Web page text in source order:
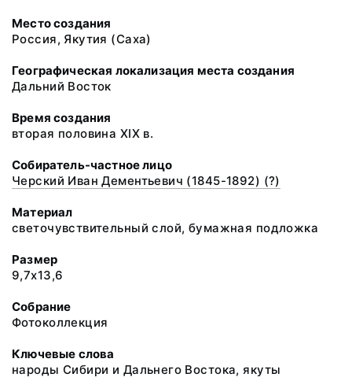
Место создания
Россия, Якутия (Саха)
Географическая локализация места создания
Дальний Восток
Время создания
вторая половина XIX в.
Собиратель-частное лицо
Черский Иван Дементьевич (1845-1892) (?)
Материал
светочувствительный слой, бумажная подложка
Размер
9,7х13,6
Собрание
Фотоколлекция
Ключевые слова
народы Сибири и Дальнего Востока, якуты